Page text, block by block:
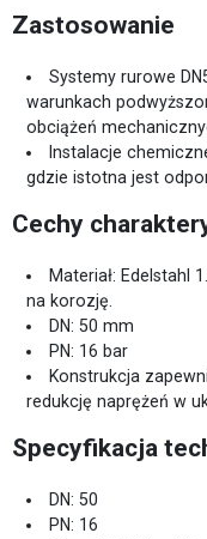
Zastosowanie
Systemy rurowe
warunkach
obciążeń
Instalacje
gdzie istotna jest
Cechy
Materiał: Edelstahl
na korozję.
DN: 50 mm
PN: 16 bar
Konstrukcja
redukcję naprężeń w
Specyfikacja
DN: 50
PN: 16